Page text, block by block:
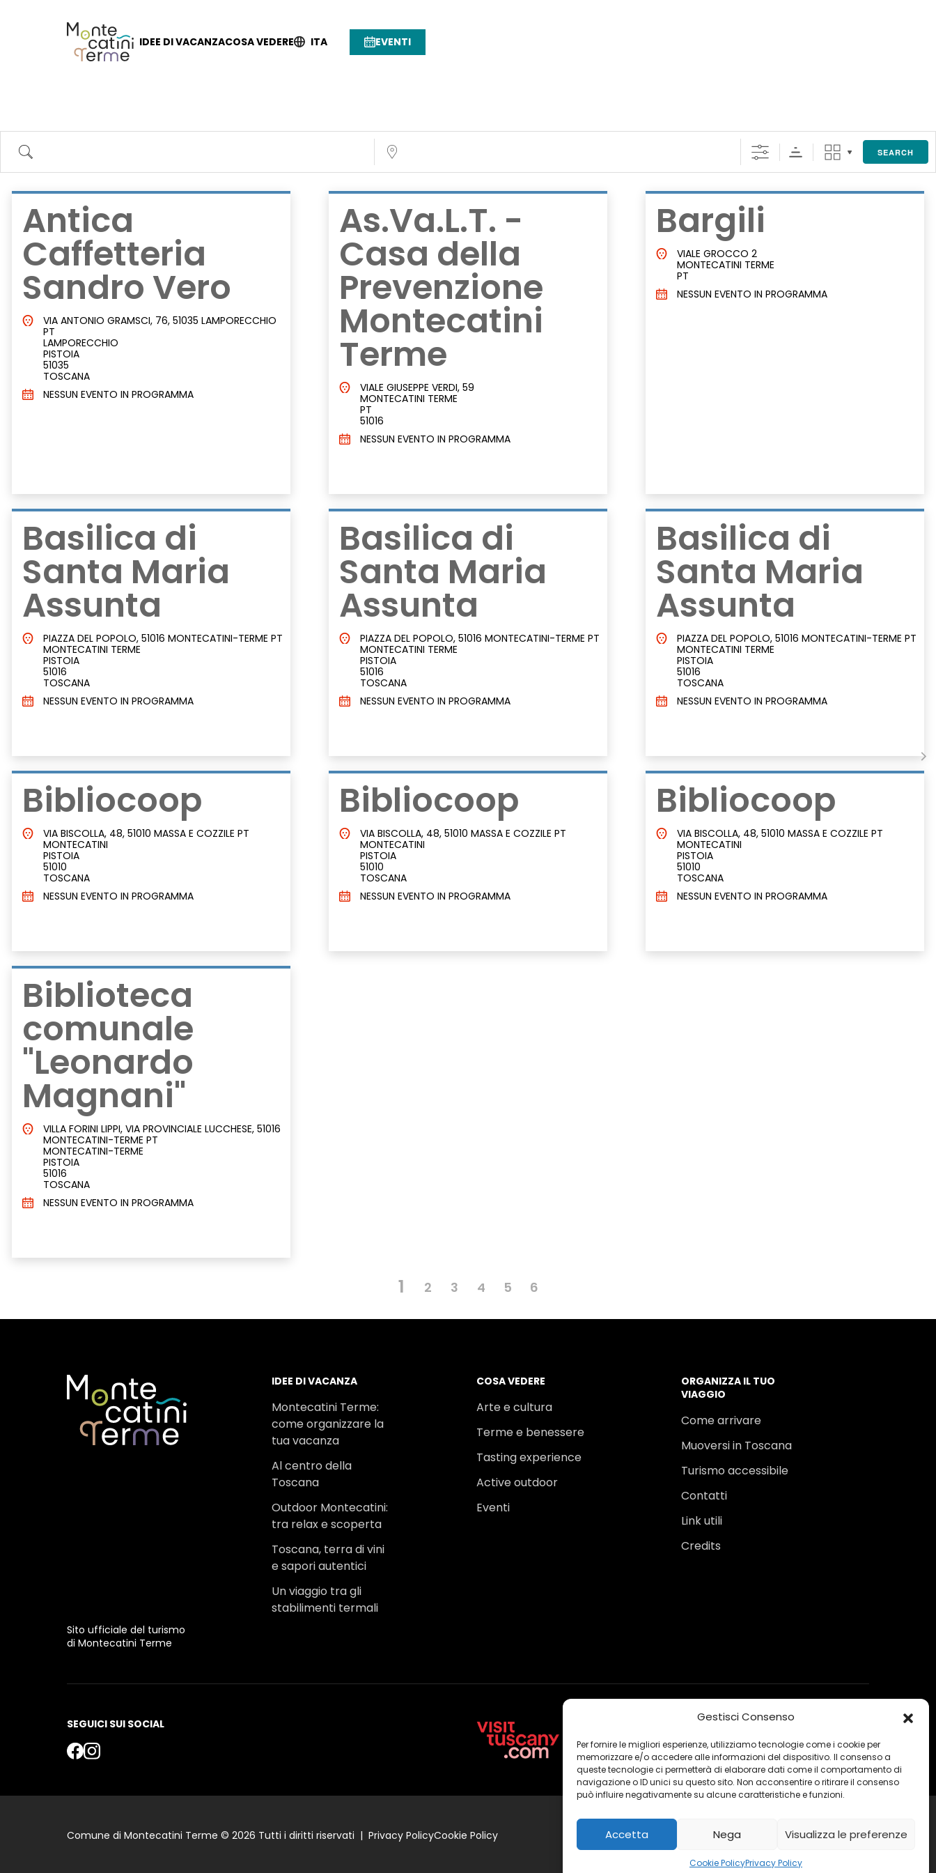
Gestisci Consenso
Per fornire le migliori esperienze, utilizziamo tecnologie come i cookie per
memorizzare e/o accedere alle informazioni del dispositivo. Il consenso a
queste tecnologie ci permetterà di elaborare dati come il comportamento di
navigazione o ID unici su questo sito. Non acconsentire o ritirare il consenso
può influire negativamente su alcune caratteristiche e funzioni.
Accetta Nega Visualizza le preferenze
Cookie PolicyPrivacy Policy
IDEE DI VACANZACOSA VEDERE ITA EVENTI
Search Near... SEARCH
Country
Luoghi movimentati?
Antica
Caffetteria
Sandro Vero
VIA ANTONIO GRAMSCI, 76, 51035 LAMPORECCHIO
PT
LAMPORECCHIO
PISTOIA
51035
TOSCANA
NESSUN EVENTO IN PROGRAMMA
As.Va.L.T. -
Casa della
Prevenzione
Montecatini
Terme
VIALE GIUSEPPE VERDI, 59
MONTECATINI TERME
PT
51016
NESSUN EVENTO IN PROGRAMMA
Bargili
VIALE GROCCO 2
MONTECATINI TERME
PT
NESSUN EVENTO IN PROGRAMMA
Basilica di
Santa Maria
Assunta
PIAZZA DEL POPOLO, 51016 MONTECATINI-TERME PT
MONTECATINI TERME
PISTOIA
51016
TOSCANA
NESSUN EVENTO IN PROGRAMMA
Basilica di
Santa Maria
Assunta
PIAZZA DEL POPOLO, 51016 MONTECATINI-TERME PT
MONTECATINI TERME
PISTOIA
51016
TOSCANA
NESSUN EVENTO IN PROGRAMMA
Basilica di
Santa Maria
Assunta
PIAZZA DEL POPOLO, 51016 MONTECATINI-TERME PT
MONTECATINI TERME
PISTOIA
51016
TOSCANA
NESSUN EVENTO IN PROGRAMMA
Bibliocoop
VIA BISCOLLA, 48, 51010 MASSA E COZZILE PT
MONTECATINI
PISTOIA
51010
TOSCANA
NESSUN EVENTO IN PROGRAMMA
Bibliocoop
VIA BISCOLLA, 48, 51010 MASSA E COZZILE PT
MONTECATINI
PISTOIA
51010
TOSCANA
NESSUN EVENTO IN PROGRAMMA
Bibliocoop
VIA BISCOLLA, 48, 51010 MASSA E COZZILE PT
MONTECATINI
PISTOIA
51010
TOSCANA
NESSUN EVENTO IN PROGRAMMA
Biblioteca
comunale
"Leonardo
Magnani"
VILLA FORINI LIPPI, VIA PROVINCIALE LUCCHESE, 51016
MONTECATINI-TERME PT
MONTECATINI-TERME
PISTOIA
51016
TOSCANA
NESSUN EVENTO IN PROGRAMMA
1 2 3 4 5 6
Sito ufficiale del turismo
di Montecatini Terme
IDEE DI VACANZA
Montecatini Terme:
come organizzare la
tua vacanza
Al centro della
Toscana
Outdoor Montecatini:
tra relax e scoperta
Toscana, terra di vini
e sapori autentici
Un viaggio tra gli
stabilimenti termali
COSA VEDERE
Arte e cultura
Terme e benessere
Tasting experience
Active outdoor
Eventi
ORGANIZZA IL TUO
VIAGGIO
Come arrivare
Muoversi in Toscana
Turismo accessibile
Contatti
Link utili
Credits
SEGUICI SUI SOCIAL
Comune di Montecatini Terme © 2026 Tutti i diritti riservati | Privacy PolicyCookie Policy ITA